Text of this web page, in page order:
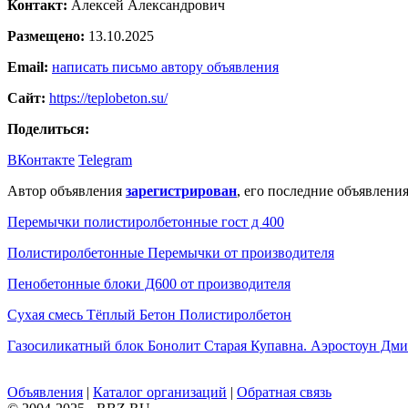
Контакт: Алексей Александрович
Размещено: 13.10.2025
Email: написать письмо автору объявления
Сайт: https://teplobeton.su/
Поделиться:
ВКонтакте Telegram
Автор объявления зарегистрирован, его последние
Перемычки полистиролбетонные гост д 400
Полистиролбетонные Перемычки от производителя
Пенобетонные блоки Д600 от производителя
Сухая смесь Тёплый Бетон Полистиролбетон
Газосиликатный блок Бонолит Старая Купавна. Аэростоун
Объявления | Каталог организаций | Обратная связь